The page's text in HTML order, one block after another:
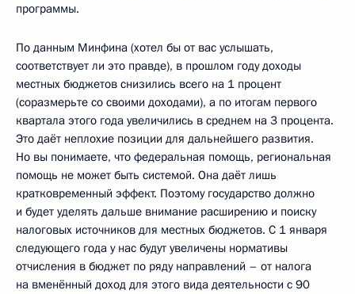
программы.
По данным Минфина (хотел бы от вас услышать,
соответствует ли это правде), в прошлом году доходы
местных бюджетов снизились всего на 1 процент
(соразмерьте со своими доходами), а по итогам первого
квартала этого года увеличились в среднем на 3 процента.
Это даёт неплохие позиции для дальнейшего развития.
Но вы понимаете, что федеральная помощь, региональная
помощь не может быть системой. Она даёт лишь
кратковременный эффект. Поэтому государство должно
и будет уделять дальше внимание расширению и поиску
налоговых источников для местных бюджетов. С 1 января
следующего года у нас будут увеличены нормативы
отчисления в бюджет по ряду направлений – от налога
на вменённый доход для этого вида деятельности с 90